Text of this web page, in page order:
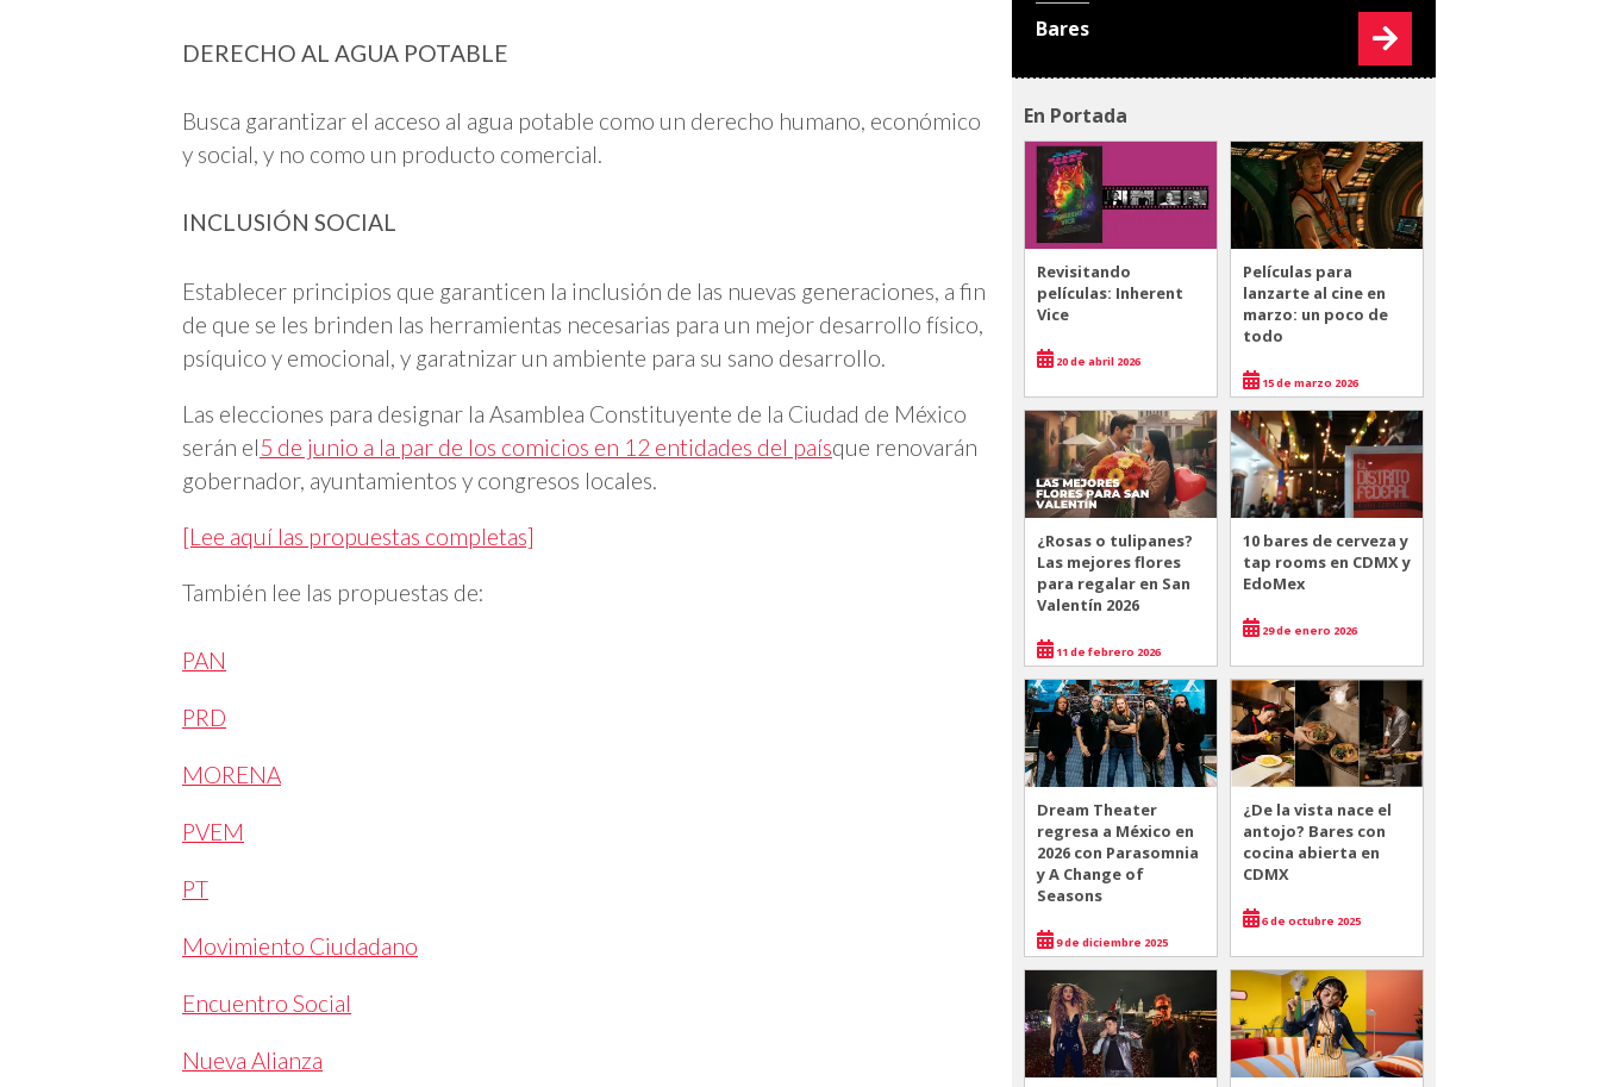
DERECHO AL AGUA POTABLE
Busca garantizar el acceso al agua potable como un derecho humano, económico
y social, y no como un producto comercial.
INCLUSIÓN SOCIAL
Establecer principios que garanticen la inclusión de las nuevas generaciones, a fin
de que se les brinden las herramientas necesarias para un mejor desarrollo físico,
psíquico y emocional, y garatnizar un ambiente para su sano desarrollo.
Las elecciones para designar la Asamblea Constituyente de la Ciudad de México
serán el5 de junio a la par de los comicios en 12 entidades del paísque renovarán
gobernador, ayuntamientos y congresos locales.
[Lee aquí las propuestas completas]
También lee las propuestas de:
PAN
PRD
MORENA
PVEM
PT
Movimiento Ciudadano
Encuentro Social
Nueva Alianza
Bares
En Portada
Revisitando
películas: Inherent
Vice
20 de abril 2026
Películas para
lanzarte al cine en
marzo: un poco de
todo
15 de marzo 2026
¿Rosas o tulipanes?
Las mejores flores
para regalar en San
Valentín 2026
11 de febrero 2026
10 bares de cerveza y
tap rooms en CDMX y
EdoMex
29 de enero 2026
Dream Theater
regresa a México en
2026 con Parasomnia
y A Change of
Seasons
9 de diciembre 2025
¿De la vista nace el
antojo? Bares con
cocina abierta en
CDMX
6 de octubre 2025